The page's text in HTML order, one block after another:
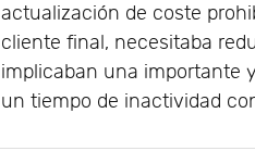
actualización de coste
cliente final, necesitaba
implicaban una importante
un tiempo de inactividad